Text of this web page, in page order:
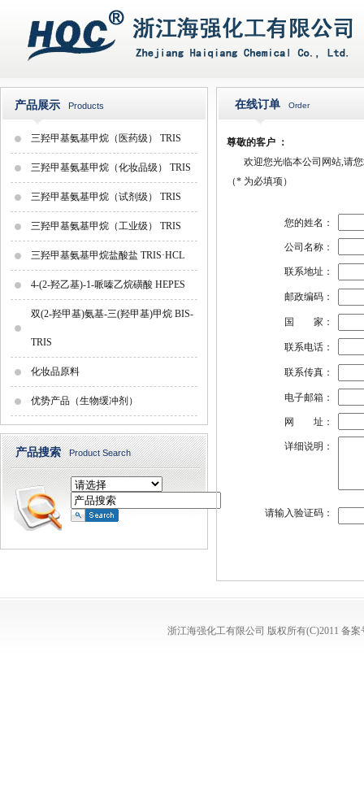
产品展示 Products
三羟甲基氨基甲烷（医药级） TRIS
三羟甲基氨基甲烷（化妆品级） TRIS
三羟甲基氨基甲烷（试剂级） TRIS
三羟甲基氨基甲烷（工业级） TRIS
三羟甲基氨基甲烷盐酸盐 TRIS·HCL
4-(2-羟乙基)-1-哌嗪乙烷磺酸 HEPES
双(2-羟甲基)氨基-三(羟甲基)甲烷 BIS-
TRIS
化妆品原料
优势产品（生物缓冲剂）
产品搜索 Product Search
在线订单 Order
尊敬的客户 ：
欢迎您光临本公司网站,请您
（* 为必填项）
您的姓名：
公司名称：
联系地址：
邮政编码：
国 家：
联系电话：
联系传真：
电子邮箱：
网 址：
详细说明：
请输入验证码：
浙江海强化工有限公司 版权所有(C)2011 备案